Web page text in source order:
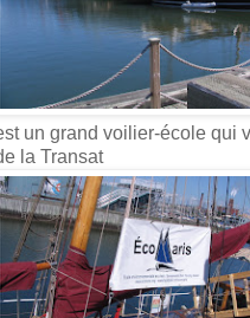
un grand voilier-école qui
la Transat